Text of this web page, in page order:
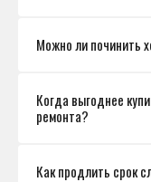
Можно ли починить
Когда выгоднее
ремонта?
Как продлить срок